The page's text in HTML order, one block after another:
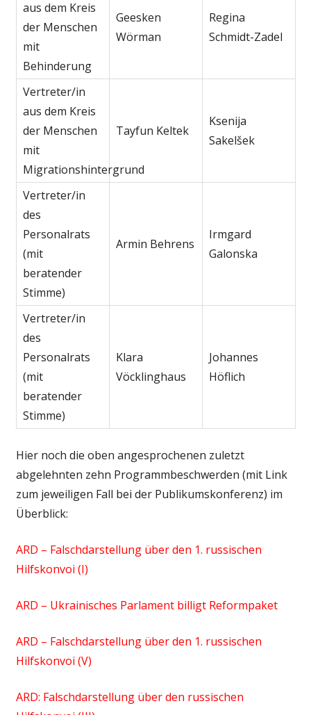
aus dem Kreis
der Menschen
mit
Behinderung
Geesken
Wörman
Regina
Schmidt-Zadel
Vertreter/in
aus dem Kreis
der Menschen
mit
Migrationshintergrund
Tayfun Keltek
Ksenija
Sakelšek
Vertreter/in
des
Personalrats
(mit
beratender
Stimme)
Armin Behrens
Irmgard
Galonska
Vertreter/in
des
Personalrats
(mit
beratender
Stimme)
Klara
Vöcklinghaus
Johannes
Höflich
Hier noch die oben angesprochenen zuletzt
abgelehnten zehn Programmbeschwerden (mit Link
zum jeweiligen Fall bei der Publikumskonferenz) im
Überblick:
ARD – Falschdarstellung über den 1. russischen
Hilfskonvoi (I)
ARD – Ukrainisches Parlament billigt Reformpaket
ARD – Falschdarstellung über den 1. russischen
Hilfskonvoi (V)
ARD: Falschdarstellung über den russischen